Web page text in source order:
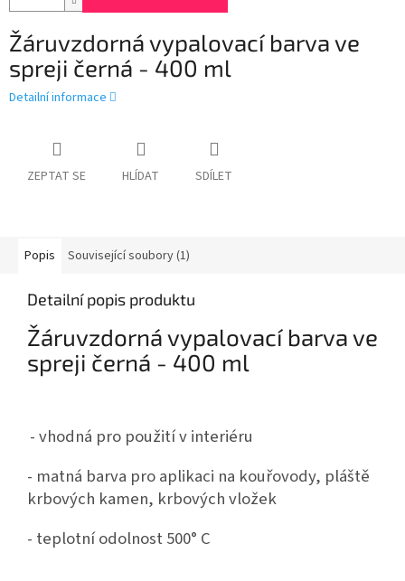
Žáruvzdorná vypalovací barva ve
spreji černá - 400 ml
Detailní informace
ZEPTAT SE HLÍDAT SDÍLET
Popis Související soubory (1)
Detailní popis produktu
Žáruvzdorná vypalovací barva ve
spreji černá - 400 ml
- vhodná pro použití v interiéru
- matná barva pro aplikaci na kouřovody, pláště
krbových kamen, krbových vložek
- teplotní odolnost 500° C